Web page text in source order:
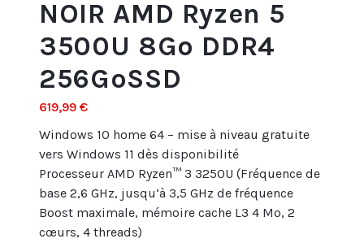
NOIR AMD Ryzen 5
3500U 8Go DDR4
256GoSSD
619,99 €
Windows 10 home 64 – mise à niveau gratuite
vers Windows 11 dès disponibilité
Processeur AMD Ryzen™ 3 3250U (Fréquence de
base 2,6 GHz, jusqu’à 3,5 GHz de fréquence
Boost maximale, mémoire cache L3 4 Mo, 2
cœurs, 4 threads)